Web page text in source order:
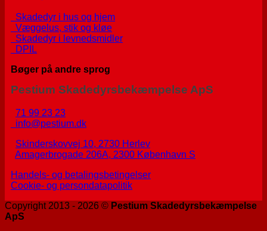
Skadedyr i hus og hjem
Væggelus, stik og kløe
Skadedyr i levnedsmidler
DPIL
Bøger på andre sprog
Pestium Skadedyrsbekæmpelse ApS
71 99 23 23
info@pestium.dk
Skinderskovvej 10, 2730 Herlev
Amagerbrogade 206A, 2300 København S
Handels- og betalingsbetingelser
Cookie- og persondatapolitik
Copyright 2013 - 2026 © Pestium Skadedyrsbekæmpelse
ApS